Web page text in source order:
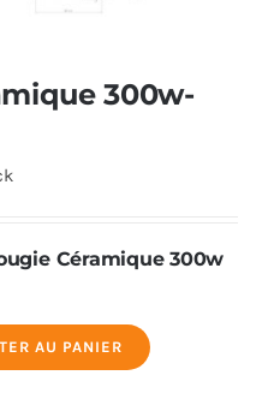
300w-
Céramique 300w
AU PANIER